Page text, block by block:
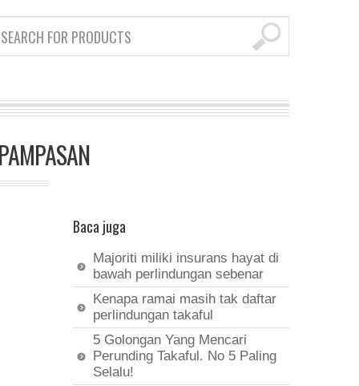
Baca juga
Majoriti miliki insurans hayat di
bawah perlindungan sebenar
Kenapa ramai masih tak daftar
perlindungan takaful
5 Golongan Yang Mencari
Perunding Takaful. No 5 Paling
Selalu!